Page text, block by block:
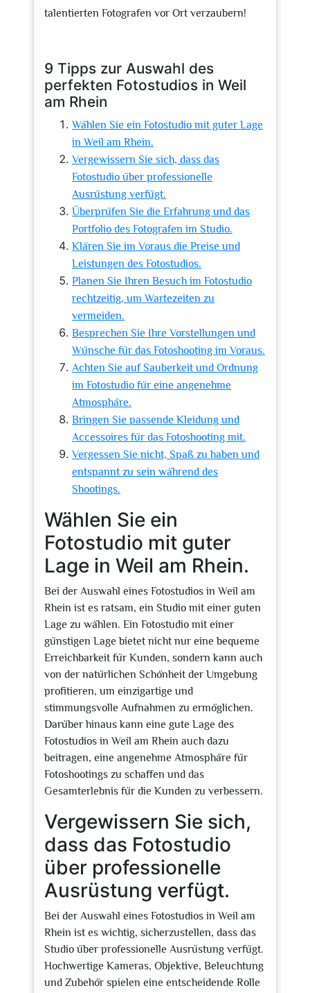
talentierten Fotografen vor Ort verzaubern!
9 Tipps zur Auswahl des
perfekten Fotostudios in Weil
am Rhein
Wählen Sie ein Fotostudio mit guter Lage
in Weil am Rhein.
Vergewissern Sie sich, dass das
Fotostudio über professionelle
Ausrüstung verfügt.
Überprüfen Sie die Erfahrung und das
Portfolio des Fotografen im Studio.
Klären Sie im Voraus die Preise und
Leistungen des Fotostudios.
Planen Sie Ihren Besuch im Fotostudio
rechtzeitig, um Wartezeiten zu
vermeiden.
Besprechen Sie Ihre Vorstellungen und
Wünsche für das Fotoshooting im Voraus.
Achten Sie auf Sauberkeit und Ordnung
im Fotostudio für eine angenehme
Atmosphäre.
Bringen Sie passende Kleidung und
Accessoires für das Fotoshooting mit.
Vergessen Sie nicht, Spaß zu haben und
entspannt zu sein während des
Shootings.
Wählen Sie ein
Fotostudio mit guter
Lage in Weil am Rhein.
Bei der Auswahl eines Fotostudios in Weil am
Rhein ist es ratsam, ein Studio mit einer guten
Lage zu wählen. Ein Fotostudio mit einer
günstigen Lage bietet nicht nur eine bequeme
Erreichbarkeit für Kunden, sondern kann auch
von der natürlichen Schönheit der Umgebung
profitieren, um einzigartige und
stimmungsvolle Aufnahmen zu ermöglichen.
Darüber hinaus kann eine gute Lage des
Fotostudios in Weil am Rhein auch dazu
beitragen, eine angenehme Atmosphäre für
Fotoshootings zu schaffen und das
Gesamterlebnis für die Kunden zu verbessern.
Vergewissern Sie sich,
dass das Fotostudio
über professionelle
Ausrüstung verfügt.
Bei der Auswahl eines Fotostudios in Weil am
Rhein ist es wichtig, sicherzustellen, dass das
Studio über professionelle Ausrüstung verfügt.
Hochwertige Kameras, Objektive, Beleuchtung
und Zubehör spielen eine entscheidende Rolle